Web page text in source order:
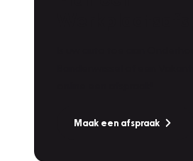
Maak een afspraak